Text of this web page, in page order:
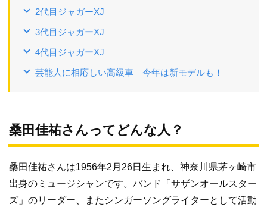
2代目ジャガーXJ
3代目ジャガーXJ
4代目ジャガーXJ
芸能人に相応しい高級車 今年は新モデルも！
桑田佳祐さんってどんな人？
桑田佳祐さんは1956年2月26日生まれ、神奈川県茅ヶ崎市
出身のミュージシャンです。バンド「サザンオールスター
ズ」のリーダー、またシンガーソングライターとして活動